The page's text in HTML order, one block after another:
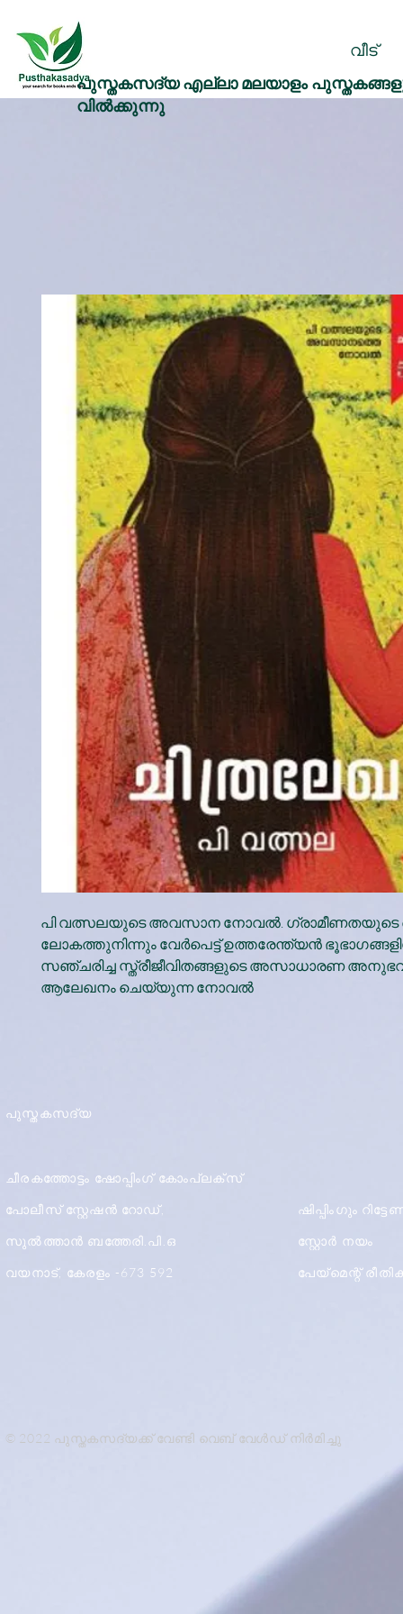
വീട്
പുസ്തകസദ്യ എല്ലാ മലയാളം
വിൽക്കുന്നു
പി വത്സലയുടെ അവസാന നോവല്‍. ഗ്രാമീണതയുടെ
ലോകത്തുനിന്നും വേര്‍പെട്ട് ഉത്തരേന്ത്യന്‍
സഞ്ചരിച്ച സ്ത്രീജീവിതങ്ങളുടെ അസാധാരണ
ആലേഖനം ചെയ്യുന്ന നോവല്‍
പുസ്തകസദ്യ
ചീരകത്തോട്ടം ഷോപ്പിംഗ് കോംപ്ലക്സ്
പോലീസ് സ്റ്റേഷൻ റോഡ്,
സുൽത്താൻ ബത്തേരി.പി.ഒ
വയനാട്, കേരളം -673 592
ഷിപ്പിംഗും
സ്റ്റോർ നയം
പേയ്മെന്റ്
© 2022 പുസ്തകസദ്യക്ക് വേണ്ടി വെബ് വേൾഡ് നിർമിച്ചു